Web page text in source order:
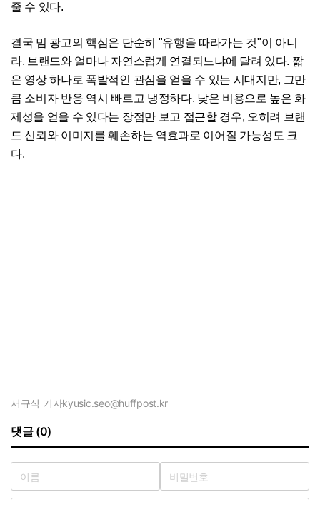
줄 수 있다.
결국 밈 광고의 핵심은 단순히 "유행을 따라가는 것"이 아니
라, 브랜드와 얼마나 자연스럽게 연결되느냐에 달려 있다. 짧
은 영상 하나로 폭발적인 관심을 얻을 수 있는 시대지만, 그만
큼 소비자 반응 역시 빠르고 냉정하다. 낮은 비용으로 높은 화
제성을 얻을 수 있다는 장점만 보고 접근할 경우, 오히려 브랜
드 신뢰와 이미지를 훼손하는 역효과로 이어질 가능성도 크
다.
서규식 기자kyusic.seo@huffpost.kr
댓글 (0)